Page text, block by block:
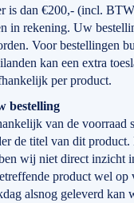
is dan €200,- (incl.
in rekening. Uw
Voor bestellingen
kan een extra
per product.
bestelling
van de voorraad
de titel van dit
wij niet direct inzicht
product wel op
alsnog geleverd kan